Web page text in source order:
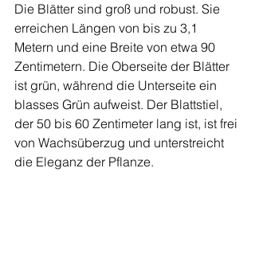
Die Blätter sind groß und robust. Sie
erreichen Längen von bis zu 3,1
Metern und eine Breite von etwa 90
Zentimetern. Die Oberseite der Blätter
ist grün, während die Unterseite ein
blasses Grün aufweist. Der Blattstiel,
der 50 bis 60 Zentimeter lang ist, ist frei
von Wachsüberzug und unterstreicht
die Eleganz der Pflanze.